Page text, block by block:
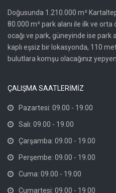
Doğusunda 1.210.000 m²
80.000 m² park alanı ile ilk ve orta
ocağı ve park, güneyinde ise park
kaplı eşsiz bir lokasyonda, 110
bulutlara komşu olacağınız
ÇALIŞMA SAATLERİMİZ
Pazartesi: 09.00 - 19.00
Salı: 09.00 - 19.00
Çarşamba: 09.00 - 19.00
Perşembe: 09.00 - 19.00
Cuma: 09.00 - 19.00
Cumartesi: 09.00 - 19.00